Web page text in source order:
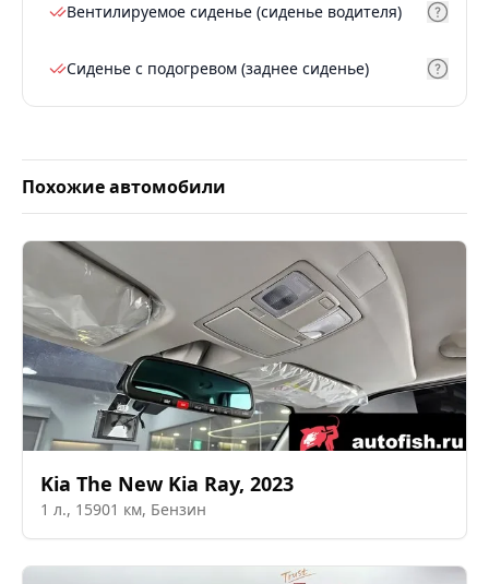
Вентилируемое сиденье (сиденье водителя)
Сиденье с подогревом (заднее сиденье)
Похожие автомобили
Kia The New Kia Ray, 2023
1 л., 15901 км, Бензин